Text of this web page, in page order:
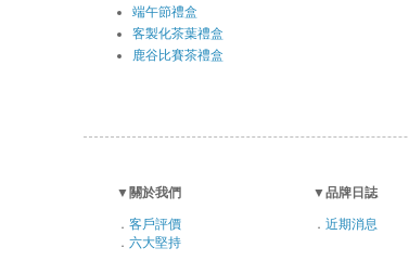
端午節禮盒
客製化茶葉禮盒
鹿谷比賽茶禮盒
▼ 關於我們 ▼品牌日誌
． 客戶評價 ． 近期消息
． 六大堅持